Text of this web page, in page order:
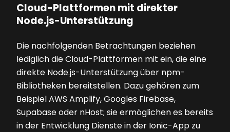
Cloud-Plattformen mit direkter
Node.js-Unterstützung
Die nachfolgenden Betrachtungen beziehen
lediglich die Cloud-Plattformen mit ein, die eine
direkte Node.js-Unterstützung über npm-
Bibliotheken bereitstellen. Dazu gehören zum
Beispiel AWS Amplify, Googles Firebase,
Supabase oder nHost; sie ermöglichen es bereits
in der Entwicklung Dienste in der Ionic-App zu